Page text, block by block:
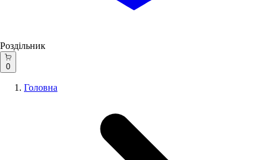
Роздільник
0
Головна